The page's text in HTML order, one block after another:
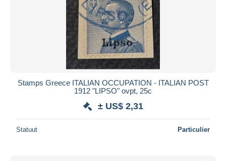
Stamps Greece ITALIAN OCCUPATION - ITALIAN POST
1912 "LIPSO" ovpt, 25c
± US$ 2,31
Statuut Particulier